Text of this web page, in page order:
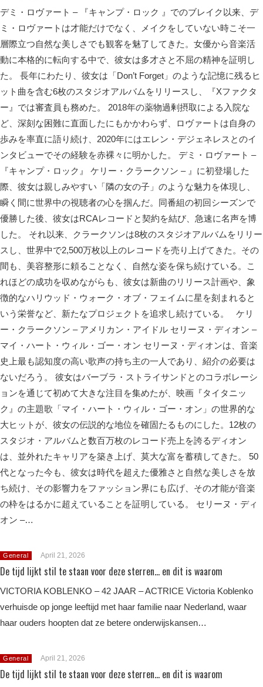
デミ・ロヴァート – 『キャンプ・ロック 』でのブレイク以来、デ
ミ・ロヴァートは才能だけでなく、メイクをしていない時こそ一
層際立つ自然な美しさでも観客を魅了してきた。女優から音楽活
動に本格的に転向する中で、彼女は多才さと不屈の精神を証明し
た。 長年にわたり、彼女は「Don’t Forget」のような記憶に残るヒ
ット曲を含む6枚のスタジオアルバムをリリースし、『Xファクタ
ー』では審査員も務めた。 2018年の薬物過剰摂取による入院な
ど、深刻な困難に直面したにもかかわらず、ロヴァートは自身の
歩みを率直に語り続け、2020年にはエレン・デジェネレスとのイ
ンタビューでその経験を赤裸々に明かした。 デミ・ロヴァート –
『キャンプ・ロック』 ケリー・クラークソン – 』に初登場した
際、彼女は親しみやすい「隣の女の子」のような魅力を体現し、
瞬く間に世界中の視聴者の心を掴んだ。同番組の初回シーズンで
優勝した後、彼女はRCAレコードと契約を結び、急速に名声を博
した。 それ以来、クラークソンは8枚のスタジオアルバムをリリー
スし、世界中で2,500万枚以上のレコードを売り上げてきた。その
間も、美容整形に頼ることなく、自然な姿を保ち続けている。こ
れほどの成功を収めながらも、彼女は新曲のリリース計画や、象
徴的なハリウッド・ウォーク・オブ・フェイムに星を刻まれると
いう栄誉など、新たなプロジェクトを追求し続けている。 ケリ
ー・クラークソン – アメリカン・アイドル セリーヌ・ディオン –
マイ・ハート・ウィル・ゴー・オン セリーヌ・ディオンは、音楽
史上最も認知度の高い歌声の持ち主の一人であり、紹介の必要は
ないだろう。 彼女はバーブラ・ストライサンドとのコラボレーシ
ョンを通じて初めて大きな注目を集めたが、映画『タイタニッ
ク』の主題歌「マイ・ハート・ウィル・ゴー・オン」の世界的な
大ヒットが、彼女の伝説的な地位を確固たるものにした。12枚の
スタジオ・アルバムと数百万枚のレコード売上を誇るディオン
は、並外れたキャリアを築き上げ、莫大な富を蓄積してきた。 50
代となった今も、彼女は時代を超えた優雅さと自然な美しさを放
ち続け、その影響力をファッション界にも広げ、その才能が音楽
の枠をはるかに超えていることを証明している。 セリーヌ・ディ
オン –…
General April 21, 2026
De tijd lijkt stil te staan voor deze sterren… en dit is waarom
VICTORIA KOBLENKO – 42 JAAR – ACTRICE Victoria Koblenko
verhuisde op jonge leeftijd met haar familie naar Nederland, waar
haar ouders hoopten dat ze betere onderwijskansen…
General April 21, 2026
De tijd lijkt stil te staan voor deze sterren… en dit is waarom